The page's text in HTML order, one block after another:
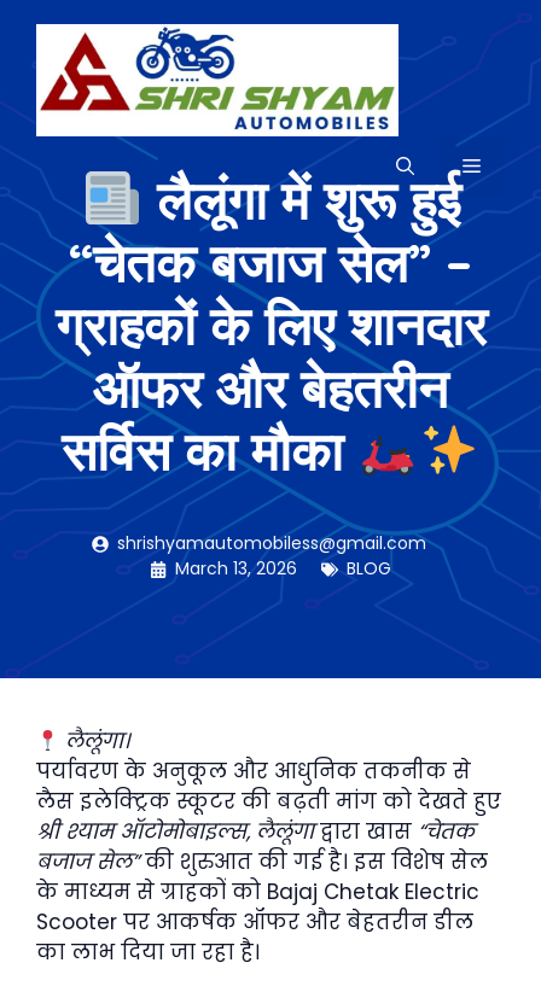
content
MENU
लैलूंगा में शुरू हुई
“चेतक बजाज सेल” –
ग्राहकों के लिए शानदार
ऑफर और बेहतरीन
सर्विस का मौका
shrishyamautomobiless@gmail.com
March 13, 2026
BLOG
लैलूंगा।
पर्यावरण के अनुकूल और आधुनिक तकनीक से
लैस इलेक्ट्रिक स्कूटर की बढ़ती मांग को देखते हुए
श्री श्याम ऑटोमोबाइल्स, लैलूंगाद्वारा खास “चेतक
बजाज सेल”की शुरुआत की गई है। इस विशेष सेल
के माध्यम से ग्राहकों को Bajaj Chetak Electric
Scooter पर आकर्षक ऑफर और बेहतरीन डील
का लाभ दिया जा रहा है।